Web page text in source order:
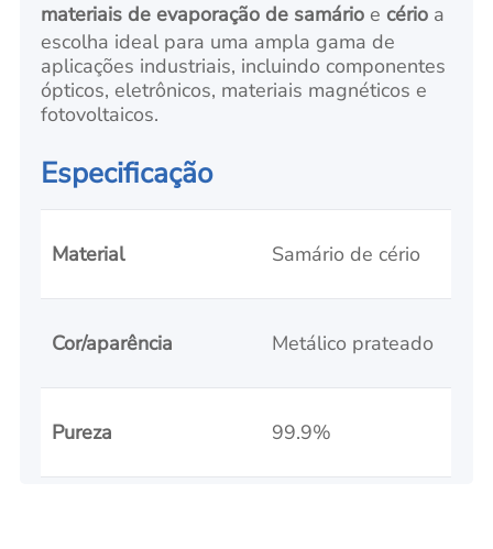
materiais de evaporação de samário e cério a
escolha ideal para uma ampla gama de
aplicações industriais, incluindo componentes
ópticos, eletrônicos, materiais magnéticos e
fotovoltaicos.
Especificação
Material Samário de cério
Cor/aparência Metálico prateado
Pureza 99.9%